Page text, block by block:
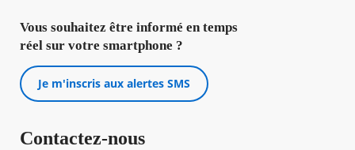
Vous souhaitez être informé en temps
réel sur votre smartphone ?
Je m'inscris aux alertes SMS
Contactez-nous